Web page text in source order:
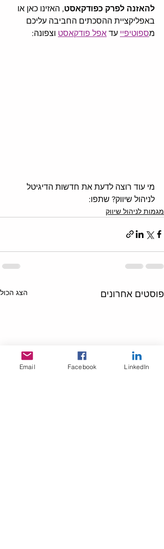
להאזנה לפרק כפודקאסט, האזינו כאן או
באפליקציית ההסכתים החביבה עליכם
מספוטיפיי עד אפל פודקאסט וצפונה:
מי עוד רוצה לדעת את חדשות הדיגיטל
לניהול שיווק? שתפו:
מגמות לניהול שיווק
פוסטים אחרונים הצג הכול
Email Facebook LinkedIn